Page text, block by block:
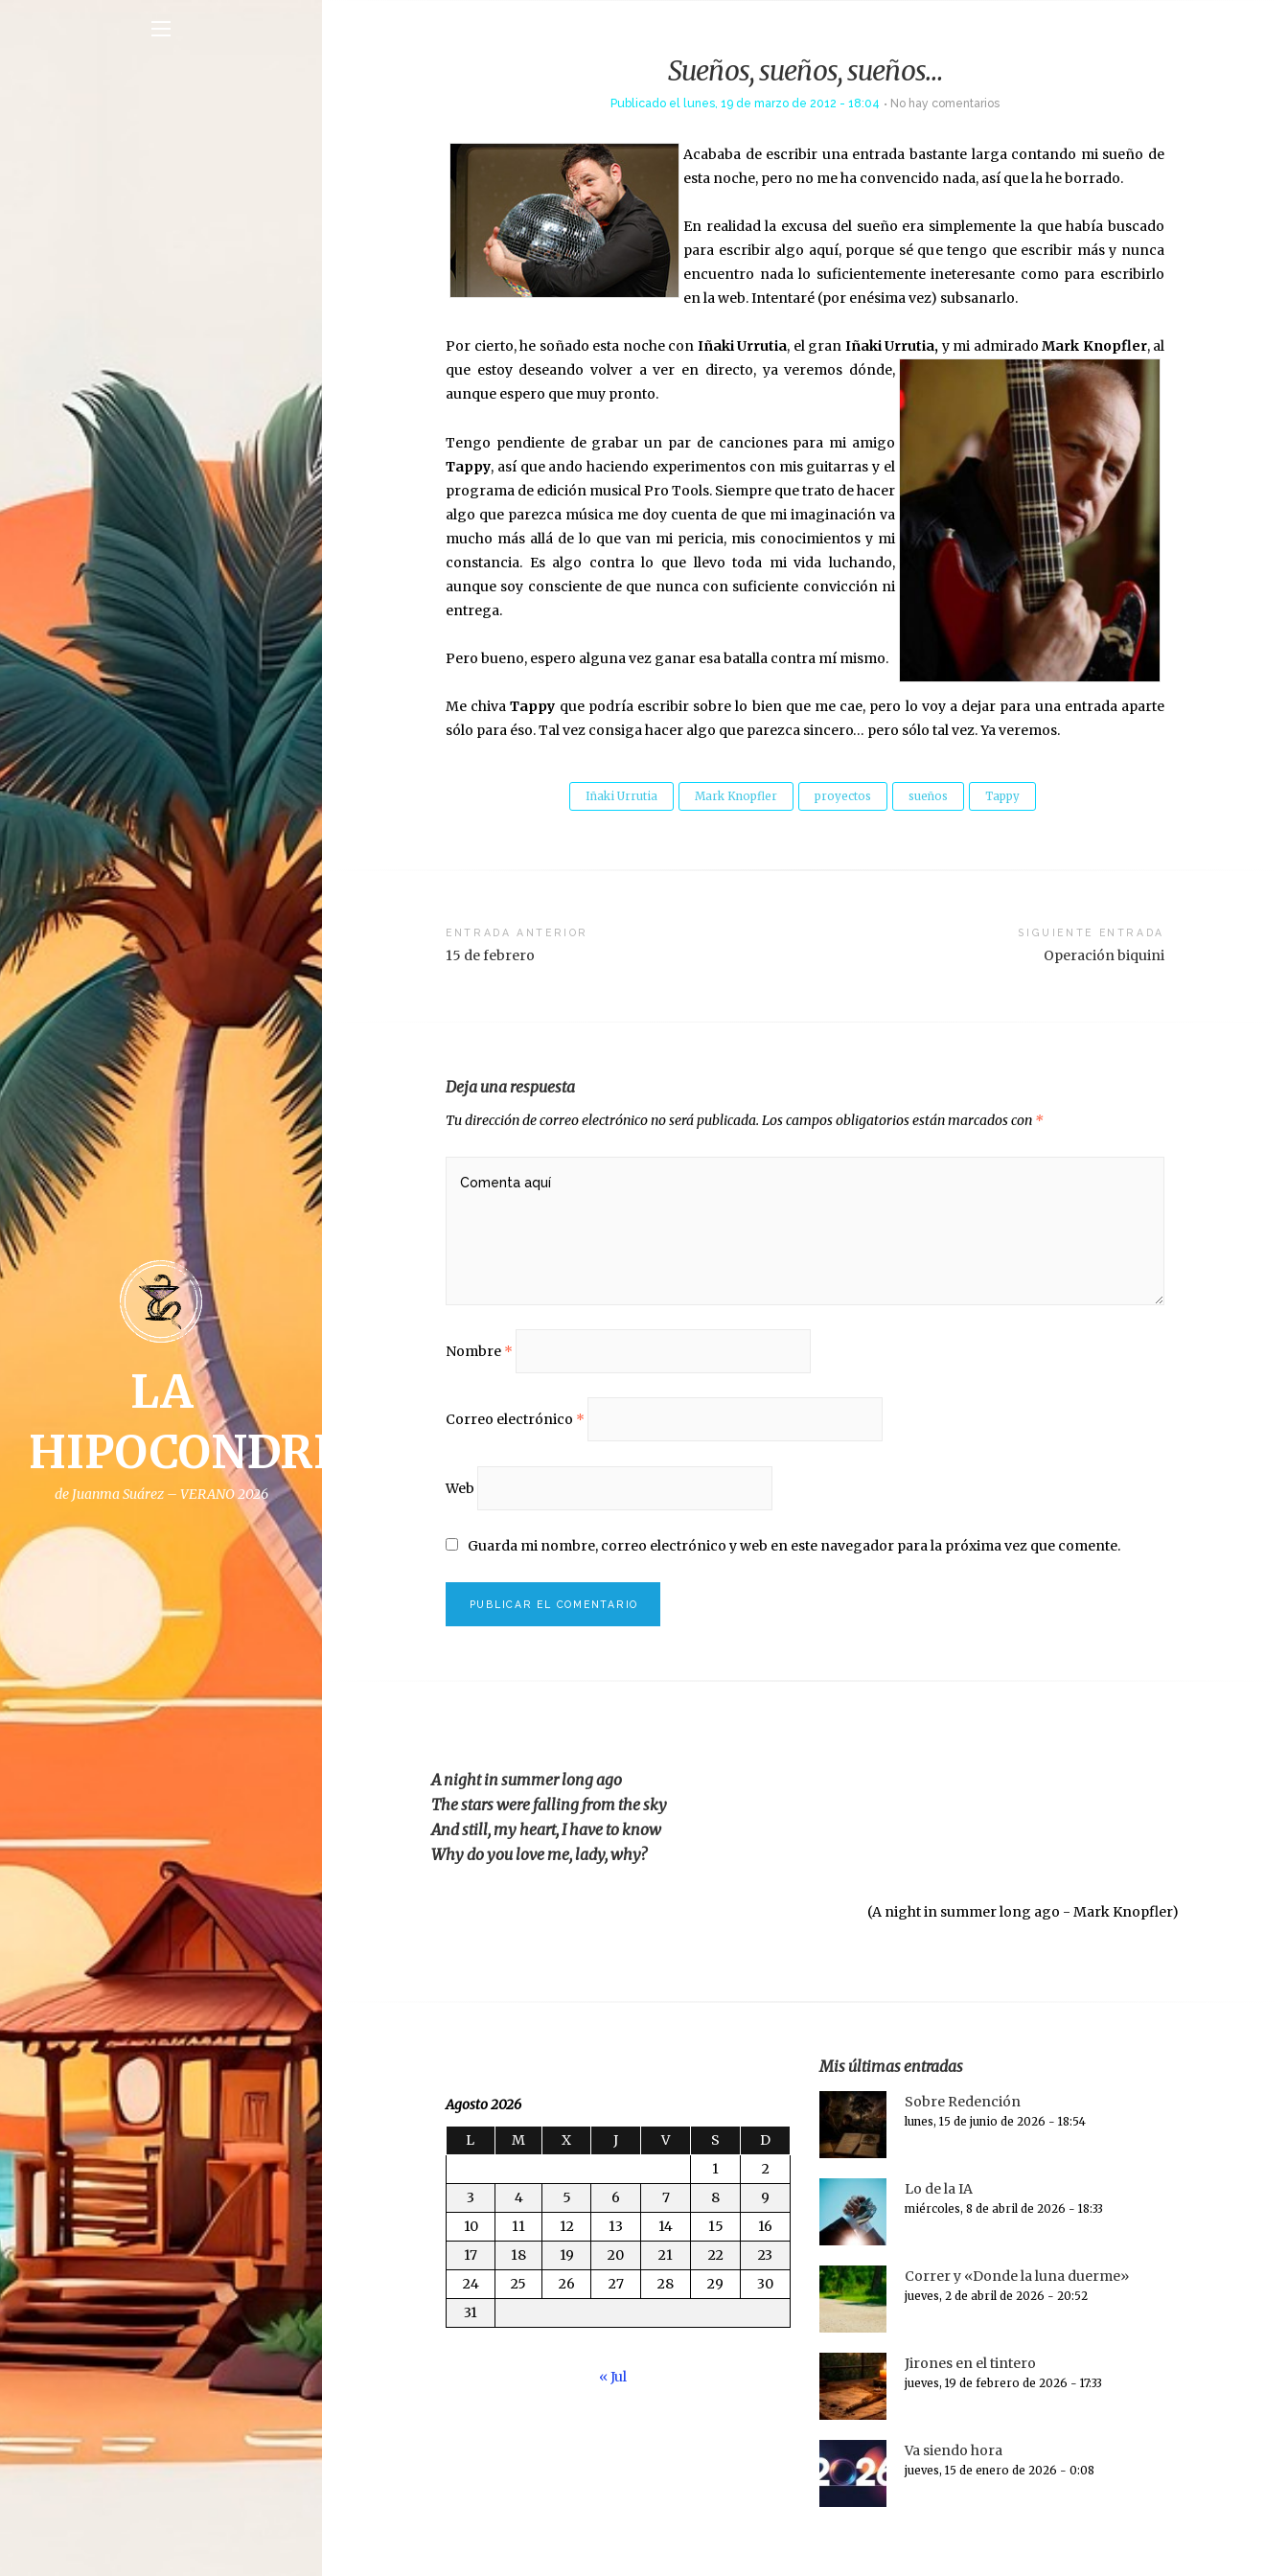
LA
HIPOCONDRIA
de Juanma Suárez – VERANO 2026
Sueños, sueños, sueños…
Publicado el lunes, 19 de marzo de 2012 - 18:04 No hay comentarios
Acababa de escribir una entrada bastante larga contando mi sueño de
esta noche, pero no me ha convencido nada, así que la he borrado.
En realidad la excusa del sueño era simplemente la que había buscado
para escribir algo aquí, porque sé que tengo que escribir más y nunca
encuentro nada lo suficientemente ineteresante como para escribirlo
en la web. Intentaré (por enésima vez) subsanarlo.
Por cierto, he soñado esta noche con Iñaki Urrutia, el gran Iñaki Urrutia,y mi admirado Mark Knopfler, al
que estoy deseando volver a ver en directo, ya veremos dónde,
aunque espero que muy pronto.
Tengo pendiente de grabar un par de canciones para mi amigo
Tappy, así que ando haciendo experimentos con mis guitarras y el
programa de edición musical Pro Tools. Siempre que trato de hacer
algo que parezca música me doy cuenta de que mi imaginación va
mucho más allá de lo que van mi pericia, mis conocimientos y mi
constancia. Es algo contra lo que llevo toda mi vida luchando,
aunque soy consciente de que nunca con suficiente convicción ni
entrega.
Pero bueno, espero alguna vez ganar esa batalla contra mí mismo.
Me chivaTappy que podría escribir sobre lo bien que me cae, pero lo voy a dejar para una entrada aparte
sólo para éso. Tal vez consiga hacer algo que parezca sincero… pero sólo tal vez. Ya veremos.
Iñaki Urrutia Mark Knopfler proyectos sueños Tappy
Navegación
ENTRADA ANTERIOR
15 de febrero
SIGUIENTE ENTRADA
Operación biquini
Deja una respuesta
Tu dirección de correo electrónico no será publicada. Los campos obligatorios están marcados con *
Nombre *
Correo electrónico *
Web
Guarda mi nombre, correo electrónico y web en este navegador para la próxima vez que comente.
A night in summer long ago
The stars were falling from the sky
And still, my heart, I have to know
Why do you love me, lady, why?
(A night in summer long ago - Mark Knopfler)
Agosto 2026
L M X J V S
D
1
2
3
4 5 6 7 8
9
10
11 12 13 14 15
16
17
18 19 20 21 22
23
24
25 26 27 28 29
30
31
« Jul
Mis últimas entradas
Sobre Redención
lunes, 15 de junio de 2026 - 18:54
Lo de la IA
miércoles, 8 de abril de 2026 - 18:33
Correr y «Donde la luna duerme»
jueves, 2 de abril de 2026 - 20:52
Jirones en el tintero
jueves, 19 de febrero de 2026 - 17:33
Va siendo hora
jueves, 15 de enero de 2026 - 0:08